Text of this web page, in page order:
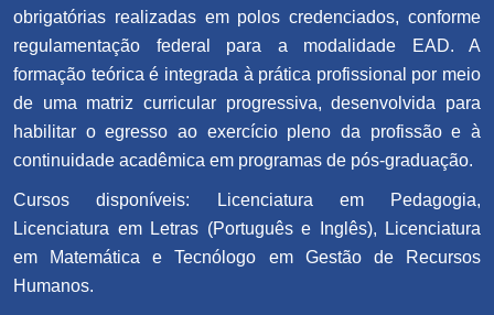
obrigatórias realizadas em polos credenciados, conforme
regulamentação federal para a modalidade EAD. A
formação teórica é integrada à prática profissional por meio
de uma matriz curricular progressiva, desenvolvida para
habilitar o egresso ao exercício pleno da profissão e à
continuidade acadêmica em programas de pós-graduação.
Cursos disponíveis: Licenciatura em Pedagogia,
Licenciatura em Letras (Português e Inglês), Licenciatura
em Matemática e Tecnólogo em Gestão de Recursos
Humanos.